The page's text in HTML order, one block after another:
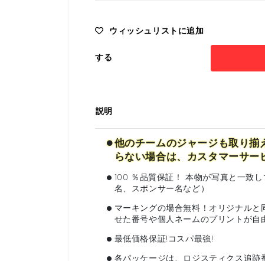
ウィッシュリストに追加
する
説明
•他のチームのジャージも取り
らない場合は、カスタマーサー
• 100 ％品質保証！ 本物が写真と一致
名、スポンサー名など）
• マーキングの場合無料！オリジナル
せた番号や個人ネームのプリントが自
• 最低価格保証!コスパ最強!
各パッケージは、ロジスティクス追